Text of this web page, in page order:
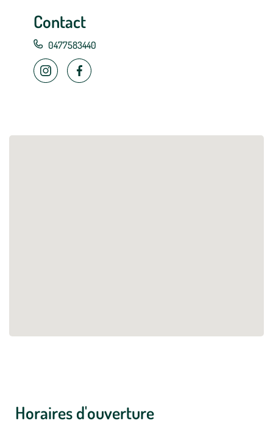
Contact
0477583440
Horaires d'ouverture